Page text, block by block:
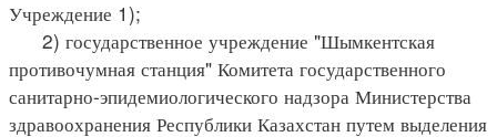
Учреждение 1);
2) государственное учреждение "Шымкентская
противочумная станция" Комитета государственного
санитарно-эпидемиологического надзора Министерства
здравоохранения Республики Казахстан путем выделения